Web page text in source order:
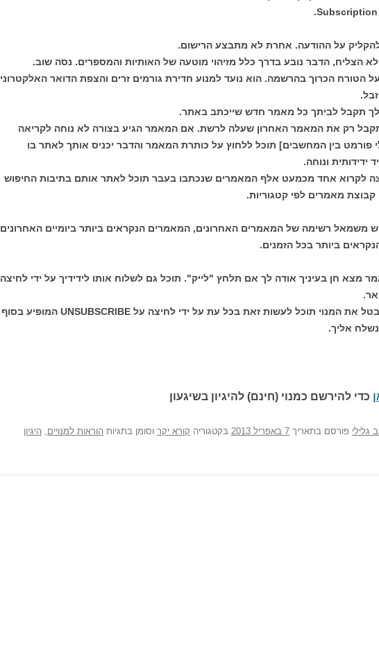
Subscription
על ההודעה. אחרת לא מתבצע הרישום.
הצליח, הדבר נובע בדרך כלל מזיהוי מוטעה של האותיות והמספרים. נסה שוב.
הטורח הכרוך בהרשמה. הוא נועד למנוע חדירת גורמים זרים והצפת הדואר האלקטרוני
תקבל לביתך כל מאמר חדש שייכתב באתר.
רק את המאמר האחרון שעלה לרשת. אם המאמר הגיע בצורה לא נוחה לקריאה
פורמט בין המחשבים] תוכל ללחוץ על כותרת המאמר והדבר יכניס אותך לאתר בו
ידידותית ונוחה.
לקרוא אחד מכמעט אלף המאמרים שנכתבו בעבר תוכל לאתר אותם בתיבות החיפוש
קבוצת מאמרים לפי קטגוריות.
יש משמאל רשימה של המאמרים האחרונים, המאמרים הנקראים ביותר ביומיים האחרונים
ביותר בכל הזמנים.
מצא חן בעיניך אודה לך אם תלחץ "לייק". תוכל גם לשלוח אותו לידידיך על ידי לחיצה
אם תרצה לבטל את המנוי תוכל לעשות זאת בכל עת על ידי לחיצה על UNSUBSCRIBE המופיע בסוף
אליך.
כדי להירשם כמנוי (חינם) להיגיון בשיגעון
גלילי פורסם בתאריך 7 באפריל 2013 בקטגוריה קורא יקר וסומן בתגיות הוראות למנויים, היגיון